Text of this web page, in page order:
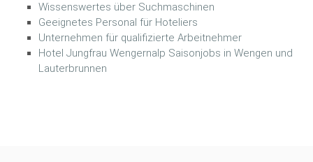
Wissenswertes über Suchmaschinen
Geeignetes Personal für Hoteliers
Unternehmen für qualifizierte Arbeitnehmer
Hotel Jungfrau Wengernalp Saisonjobs in Wengen und
Lauterbrunnen